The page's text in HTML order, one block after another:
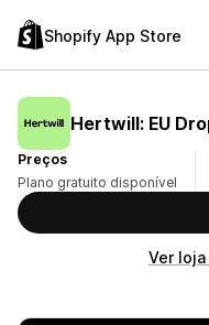
Shopify App Store
Hertwill: EU
Preços
Plano gratuito disponível
Ver